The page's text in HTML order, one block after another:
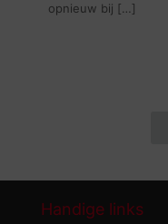
opnieuw bij […]
Handige links